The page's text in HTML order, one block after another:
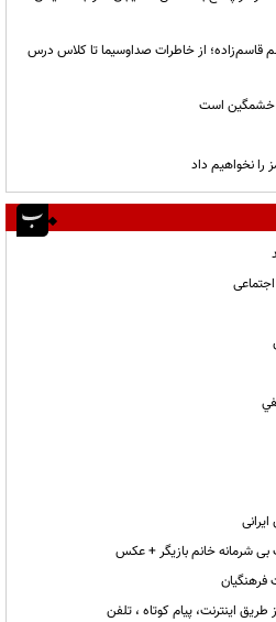
قاسم‌زاده؛ از خاطرات صداوسیما تا کلاس درس
خشمگین است
را نخواهیم داد
شرمانه خانم بازیگر + عکس
اینترنت، پیام کوتاه ، تلفن